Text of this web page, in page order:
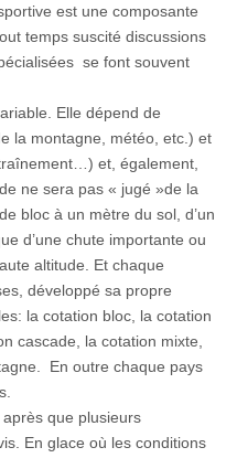
est une composante
temps suscité discussions
se font souvent
Elle dépend de
la montagne, météo, etc.) et
et, également,
ne sera pas « jugé »de la
bloc à un mètre du sol, d’un
d’une chute importante ou
altitude. Et chaque
développé sa propre
la cotation bloc, la cotation
cascade, la cotation mixte,
En outre chaque pays
après que plusieurs
En glace où les conditions